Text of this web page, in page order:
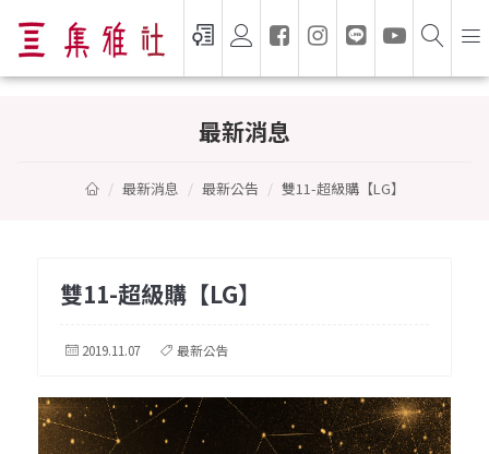
最新消息
最新消息 最新公告 雙11-超級購【LG】
雙11-超級購【LG】
2019.11.07 最新公告